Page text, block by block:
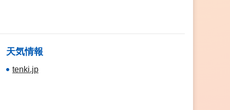
天気情報
tenki.jp